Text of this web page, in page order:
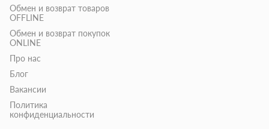
Обмен и возврат товаров
OFFLINE
Обмен и возврат покупок
ONLINE
Про нас
Блог
Вакансии
Политика
конфиденциальности